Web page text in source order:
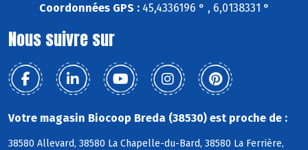
Coordonnées GPS :45,4336196 ° , 6,0138331 °
Nous suivre sur
Votre magasin Biocoop Breda (38530) est proche de :
38580 Allevard, 38580 La Chapelle-du-Bard, 38580 La Ferrière,